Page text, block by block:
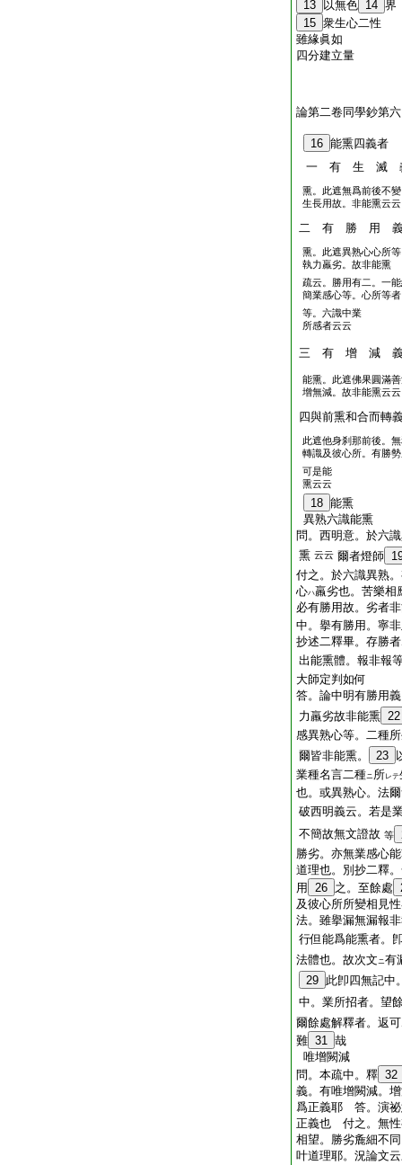
13 以無色 14 界
15 衆生心二性
雖緣眞如
四分建立量
論第二卷同學鈔第六
16 能熏四義者
一 有 生 滅
熏。此遮無爲前後不
生長用故。非能熏云云
二 有 勝 用
熏。此遮異熟心心所
執力羸劣。故非能熏
疏云。勝用有二。一
簡業感心等。心所等
等。六識中業
所感者云云
三 有 增 減
能熏。此遮佛果圓滿
增無減。故非能熏云云
四與前熏和合而轉
此遮他身刹那前後。
轉識及彼心所。有勝
可是能
熏云云
18 能熏
異熟六識能熏
問。西明意。於六
熏 云云 爾者燈師
付之。於六識異熟
心ハ羸劣也。苦樂相
必有勝用故。劣者
中。擧有勝用。寧
抄述二釋畢。存勝
出能熏體。報非報
大師定判如何
答。論中明有勝用
力羸劣故非能熏 22
感異熟心等。二種
爾皆非能熏。
23
業種名言二種ニ所レテ
也。或異熟心。法
破西明義云。若是
不簡故無文證故 等
勝劣。亦無業感心
道理也。別抄二釋
用
26 之。至餘處
及彼心所所變相見
法。雖擧漏無漏報
行但能爲能熏者。
法體也。故次文ニ有
29 此卽四無記中
中。業所招者。望
爾餘處解釋者。返
難 31 哉
唯增闕減
問。本疏中。釋 32
義。有唯增闕減。
爲正義耶 答。演祕
正義也 付之。無性
相望。勝劣麁細不
叶道理耶。況論文